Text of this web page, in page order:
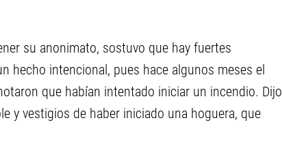
su anonimato, sostuvo que hay fuertes
hecho intencional, pues hace algunos meses el
que habían intentado iniciar un incendio. Dijo
y vestigios de haber iniciado una hoguera, que